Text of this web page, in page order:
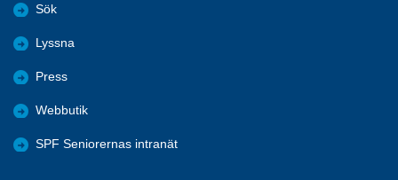
Sök
Lyssna
Press
Webbutik
SPF Seniorernas intranät